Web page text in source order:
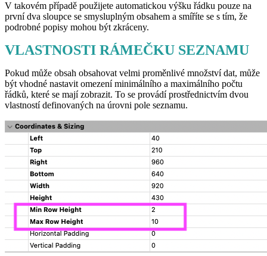
V takovém případě použijete automatickou výšku řádku pouze na
první dva sloupce se smysluplným obsahem a smíříte se s tím, že
podrobné popisy mohou být zkráceny.
VLASTNOSTI RÁMEČKU SEZNAMU
Pokud může obsah obsahovat velmi proměnlivé množství dat, může
být vhodné nastavit omezení minimálního a maximálního počtu
řádků, které se mají zobrazit. To se provádí prostřednictvím dvou
vlastností definovaných na úrovni pole seznamu.